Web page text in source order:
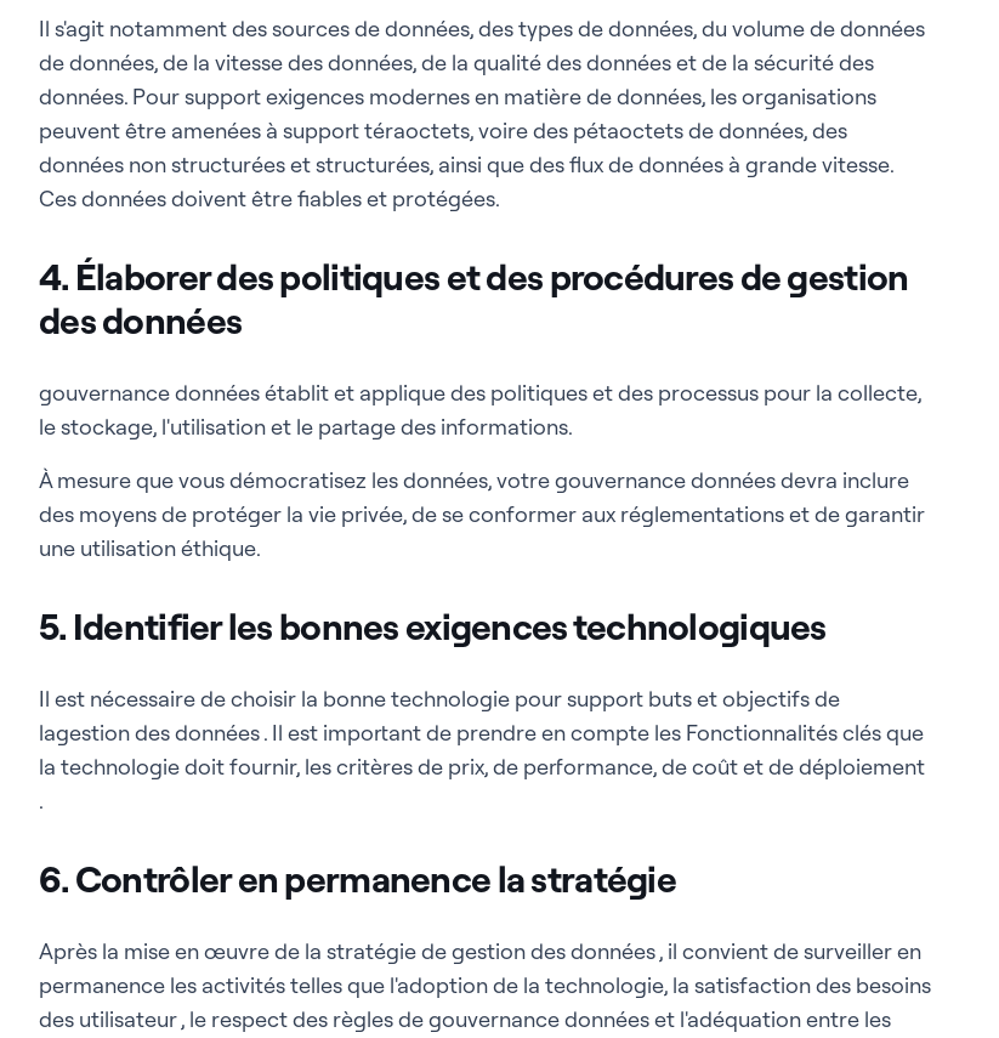
Il s'agit notamment des sources de données, des types de données, du volume de données
de données, de la vitesse des données, de la qualité des données et de la sécurité des
données. Pour support exigences modernes en matière de données, les organisations
peuvent être amenées à support téraoctets, voire des pétaoctets de données, des
données non structurées et structurées, ainsi que des flux de données à grande vitesse.
Ces données doivent être fiables et protégées.
4. Élaborer des politiques et des procédures de gestion
des données
gouvernance données établit et applique des politiques et des processus pour la collecte,
le stockage, l'utilisation et le partage des informations.
À mesure que vous démocratisez les données, votre gouvernance données devra inclure
des moyens de protéger la vie privée, de se conformer aux réglementations et de garantir
une utilisation éthique.
5. Identifier les bonnes exigences technologiques
Il est nécessaire de choisir la bonne technologie pour support buts et objectifs de
lagestion des données . Il est important de prendre en compte les Fonctionnalités clés que
la technologie doit fournir, les critères de prix, de performance, de coût et de déploiement
.
6. Contrôler en permanence la stratégie
Après la mise en œuvre de la stratégie de gestion des données , il convient de surveiller en
permanence les activités telles que l'adoption de la technologie, la satisfaction des besoins
des utilisateur , le respect des règles de gouvernance données et l'adéquation entre les